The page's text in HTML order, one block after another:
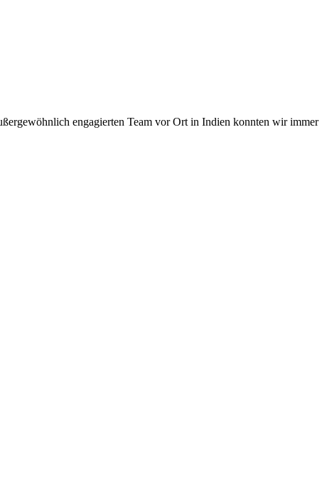
engagierten Team vor Ort in Indien konnten wir immer